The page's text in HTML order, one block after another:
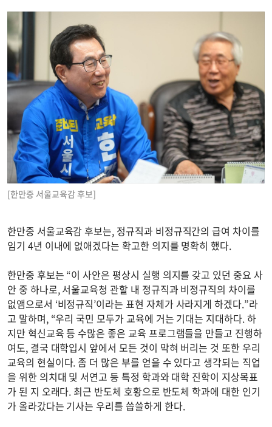
[한만중 서울교육감 후보]
한만중 서울교육감 후보는, 정규직과 비정규직간의 급여 차이를
임기 4년 이내에 없애겠다는 확고한 의지를 명확히 했다.
한만중 후보는 “이 사안은 평상시 실행 의지를 갖고 있던 중요 사
안 중 하나로, 서울교육청 관할 내 정규직과 비정규직의 차이를
없앰으로서 ‘비정규직’이라는 표현 자체가 사라지게 하겠다.”라
고 말하며, “우리 국민 모두가 교육에 거는 기대는 지대하다. 하
지만 혁신교육 등 수많은 좋은 교육 프로그램들을 만들고 진행하
여도, 결국 대학입시 앞에서 모든 것이 막혀 버리는 것 또한 우리
교육의 현실이다. 좀 더 많은 부를 얻을 수 있다고 생각되는 직업
을 위한 의치대 및 서연고 등 특정 학과와 대학 진학이 지상목표
가 된 지 오래다. 최근 반도체 호황으로 반도체 학과에 대한 인기
가 올라갔다는 기사는 우리를 씁쓸하게 한다.